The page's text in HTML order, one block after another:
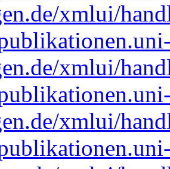
xmlui/
xmlui/
xmlui/